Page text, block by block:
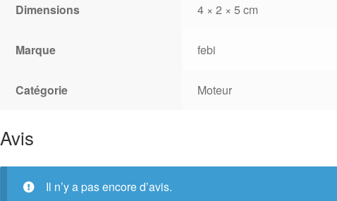
Dimensions 4 × 2 × 5 cm
Marque febi
Catégorie Moteur
Avis
Il n’y a pas encore d’avis.